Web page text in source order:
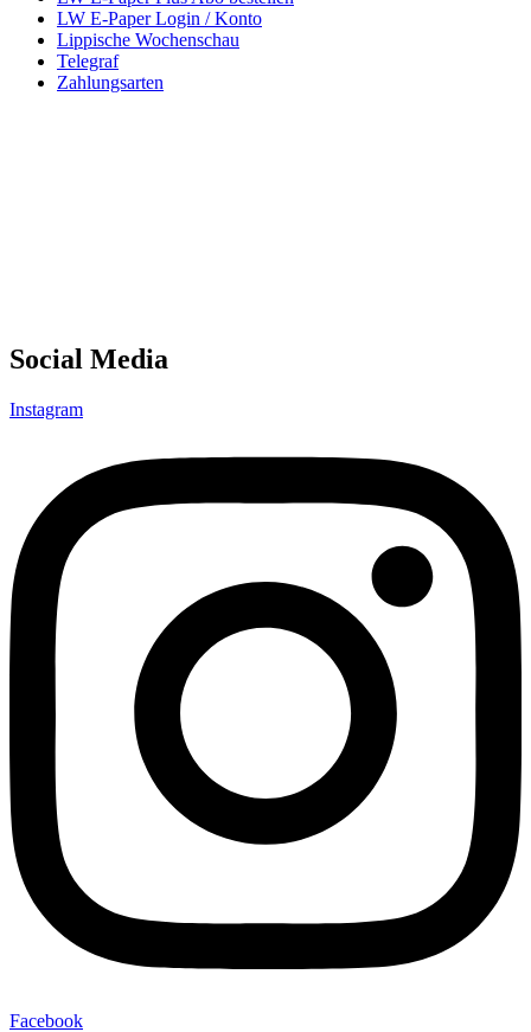
LW E-Paper Login / Konto
Lippische Wochenschau
Telegraf
Zahlungsarten
Social Media
Instagram
Facebook